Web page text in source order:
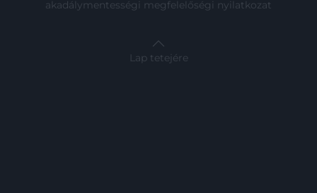
akadálymentességi megfelelőségi nyilatkozat
Lap tetejére